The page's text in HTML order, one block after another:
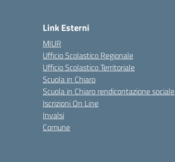
Link Esterni
MIUR
Ufficio Scolastico Regionale
Ufficio Scolastico Territoriale
Scuola in Chiaro
Scuola in Chiaro rendicontazione sociale
Iscrizioni On Line
Invalsi
Comune